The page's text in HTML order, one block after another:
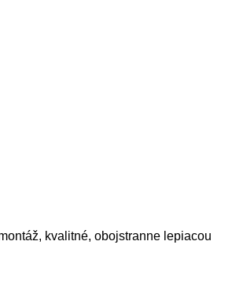
kvalitné, obojstranne lepiacou